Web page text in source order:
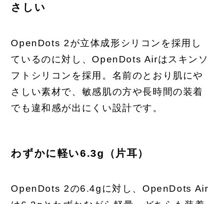
さしい
OpenDots 2が立体成形シリコンを採用し
ているのに対し、OpenDots Airはスキンソ
フトシリコンを採用。名前のとおり肌にや
さしい素材で、敏感肌の方や長時間の装着
でも違和感が出にくい設計です。
わずかに軽い6.3g（片耳）
OpenDots 2の6.4gに対し、OpenDots Air